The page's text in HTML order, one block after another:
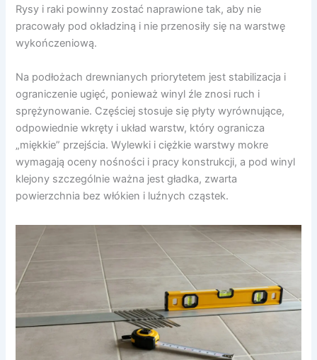
Rysy i raki powinny zostać naprawione tak, aby nie
pracowały pod okładziną i nie przenosiły się na warstwę
wykończeniową.
Na podłożach drewnianych priorytetem jest stabilizacja i
ograniczenie ugięć, ponieważ winyl źle znosi ruch i
sprężynowanie. Częściej stosuje się płyty wyrównujące,
odpowiednie wkręty i układ warstw, który ogranicza
„miękkie” przejścia. Wylewki i ciężkie warstwy mokre
wymagają oceny nośności i pracy konstrukcji, a pod winyl
klejony szczególnie ważna jest gładka, zwarta
powierzchnia bez włókien i luźnych cząstek.